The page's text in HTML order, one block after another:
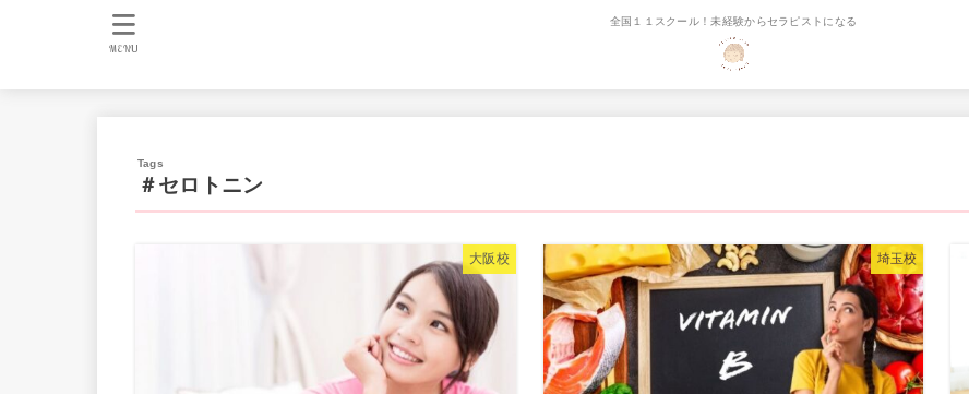
全国１１スクール！未経験からセラピストになる
MENU
＃セロトニン
大阪校 埼玉校